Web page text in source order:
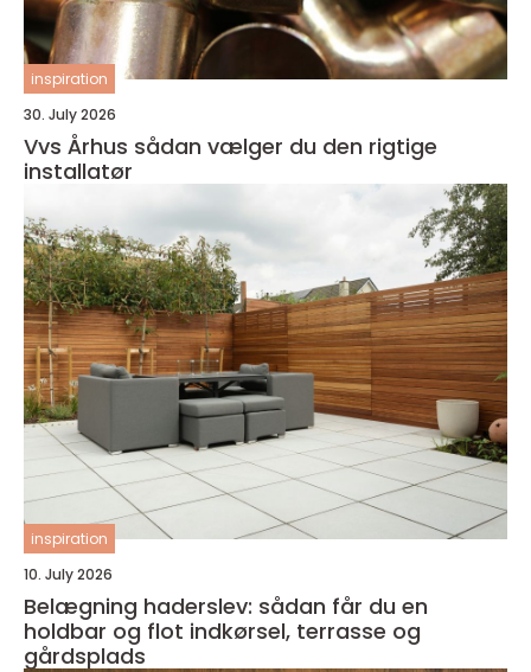
inspiration
30. July 2026
Vvs Århus sådan vælger du den rigtige
installatør
inspiration
10. July 2026
Belægning haderslev: sådan får du en
holdbar og flot indkørsel, terrasse og
gårdsplads